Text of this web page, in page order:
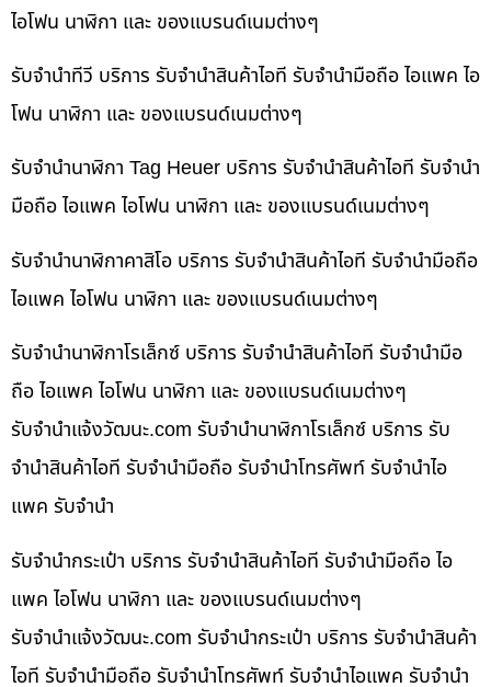
ไอโฟน นาฬิกา และ ของแบรนด์เนมต่างๆ
รับจำนำทีวี บริการ รับจำนำสินค้าไอที รับจำนำมือถือ ไอแพค ไอ
โฟน นาฬิกา และ ของแบรนด์เนมต่างๆ
รับจำนำนาฬิกา Tag Heuer บริการ รับจำนำสินค้าไอที รับจำนำ
มือถือ ไอแพค ไอโฟน นาฬิกา และ ของแบรนด์เนมต่างๆ
รับจำนำนาฬิกาคาสิโอ บริการ รับจำนำสินค้าไอที รับจำนำมือถือ
ไอแพค ไอโฟน นาฬิกา และ ของแบรนด์เนมต่างๆ
รับจำนำนาฬิกาโรเล็กซ์ บริการ รับจำนำสินค้าไอที รับจำนำมือ
ถือ ไอแพค ไอโฟน นาฬิกา และ ของแบรนด์เนมต่างๆ
รับจํานําแจ้งวัฒนะ.com รับจำนำนาฬิกาโรเล็กซ์ บริการ รับ
จำนำสินค้าไอที รับจำนำมือถือ รับจำนำโทรศัพท์ รับจำนำไอ
แพค รับจำนำ
รับจำนำกระเป๋า บริการ รับจำนำสินค้าไอที รับจำนำมือถือ ไอ
แพค ไอโฟน นาฬิกา และ ของแบรนด์เนมต่างๆ
รับจํานําแจ้งวัฒนะ.com รับจำนำกระเป๋า บริการ รับจำนำสินค้า
ไอที รับจำนำมือถือ รับจำนำโทรศัพท์ รับจำนำไอแพค รับจำนำ